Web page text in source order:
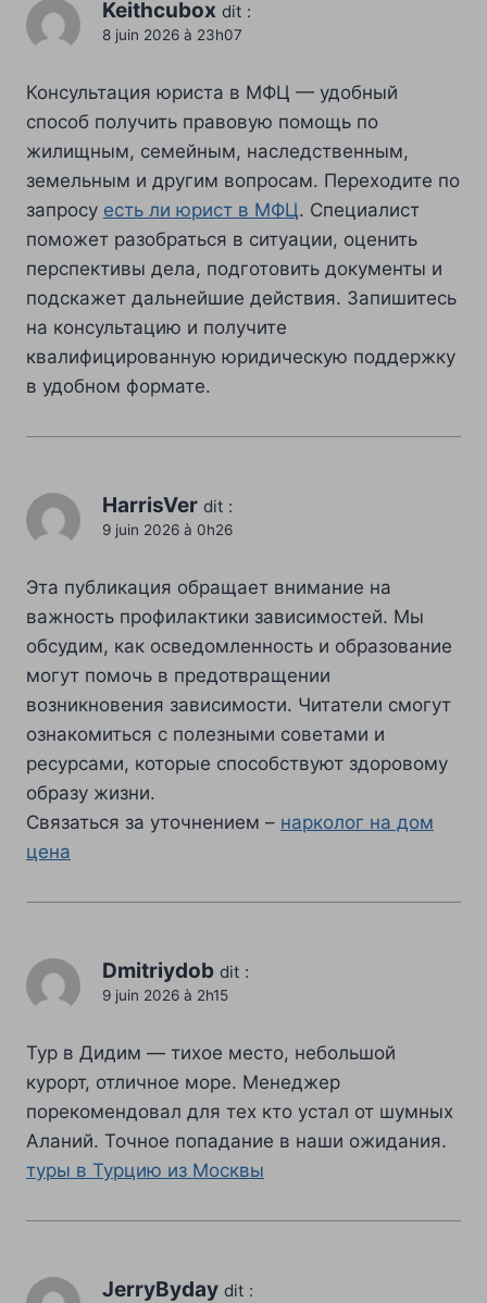
Keithcubox dit :
8 juin 2026 à 23h07
Консультация юриста в МФЦ — удобный
способ получить правовую помощь по
жилищным, семейным, наследственным,
земельным и другим вопросам. Переходите по
запросу есть ли юрист в МФЦ. Специалист
поможет разобраться в ситуации, оценить
перспективы дела, подготовить документы и
подскажет дальнейшие действия. Запишитесь
на консультацию и получите
квалифицированную юридическую поддержку
в удобном формате.
HarrisVer dit :
9 juin 2026 à 0h26
Эта публикация обращает внимание на
важность профилактики зависимостей. Мы
обсудим, как осведомленность и образование
могут помочь в предотвращении
возникновения зависимости. Читатели смогут
ознакомиться с полезными советами и
ресурсами, которые способствуют здоровому
образу жизни.
Связаться за уточнением – нарколог на дом
цена
Dmitriydob dit :
9 juin 2026 à 2h15
Тур в Дидим — тихое место, небольшой
курорт, отличное море. Менеджер
порекомендовал для тех кто устал от шумных
Аланий. Точное попадание в наши ожидания.
туры в Турцию из Москвы
JerryByday dit :